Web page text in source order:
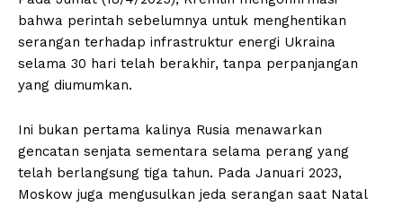
bahwa perintah sebelumnya untuk menghentikan
serangan terhadap infrastruktur energi Ukraina
selama 30 hari telah berakhir, tanpa perpanjangan
yang diumumkan.
Ini bukan pertama kalinya Rusia menawarkan
gencatan senjata sementara selama perang yang
telah berlangsung tiga tahun. Pada Januari 2023,
Moskow juga mengusulkan jeda serangan saat Natal